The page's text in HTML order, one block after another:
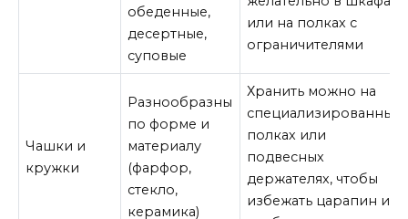
обеденные,
десертные,
суповые
или на полках с
ограничителями
Чашки и
кружки
Разнообразны
по форме и
материалу
(фарфор,
стекло,
керамика)
Хранить можно на
специализированных
полках или
подвесных
держателях, чтобы
избежать царапин и